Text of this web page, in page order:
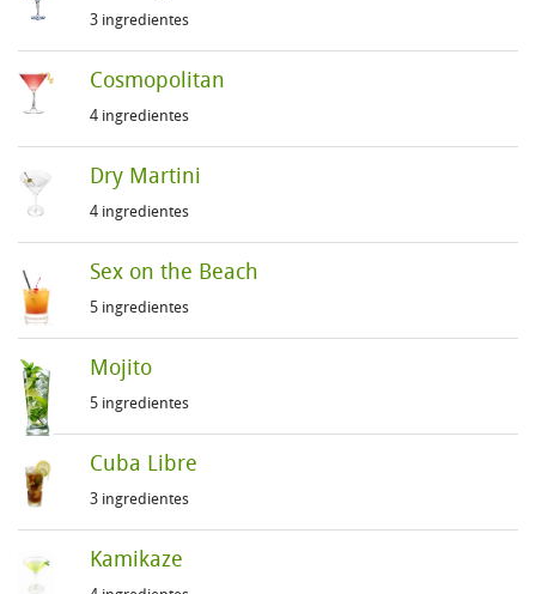
3 ingredientes
Cosmopolitan
4 ingredientes
Dry Martini
4 ingredientes
Sex on the Beach
5 ingredientes
Mojito
5 ingredientes
Cuba Libre
3 ingredientes
Kamikaze